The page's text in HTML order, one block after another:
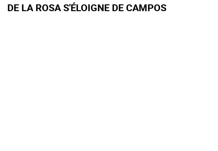
DE LA ROSA S'ÉLOIGNE DE CAMPOS